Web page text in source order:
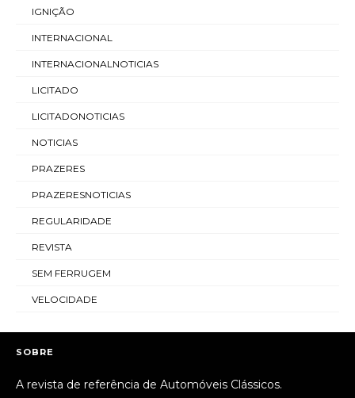
IGNIÇÃO
INTERNACIONAL
INTERNACIONALNOTICIAS
LICITADO
LICITADONOTICIAS
NOTICIAS
PRAZERES
PRAZERESNOTICIAS
REGULARIDADE
REVISTA
SEM FERRUGEM
VELOCIDADE
SOBRE
A revista de referência de Automóveis Clássicos.